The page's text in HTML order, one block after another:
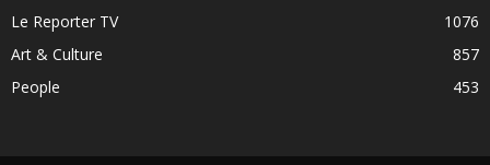
Le Reporter TV
1076
Art & Culture
857
People
453